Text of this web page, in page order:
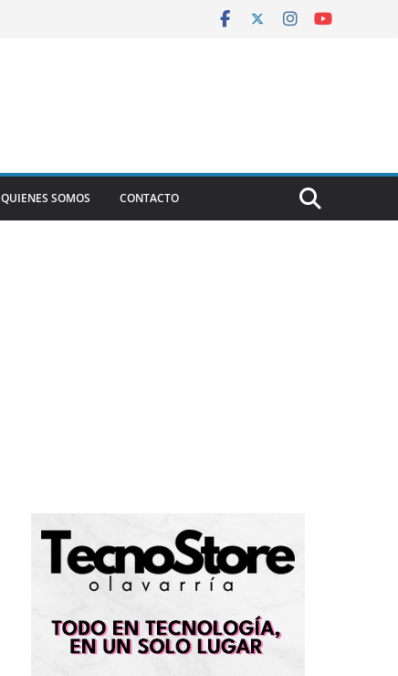
QUIENES SOMOS CONTACTO